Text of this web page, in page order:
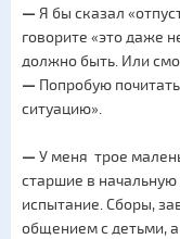
— Я бы сказал
говорите «это даже
должно быть. Или
— Попробую
ситуацию».
— У меня трое
старшие в
испытание. Сборы,
общением с детьми, а